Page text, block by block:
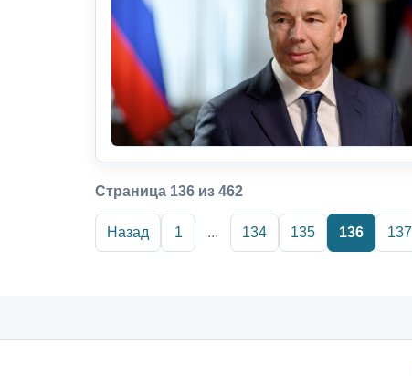
Страница 136 из 462
Назад 1 ... 134 135 136 137